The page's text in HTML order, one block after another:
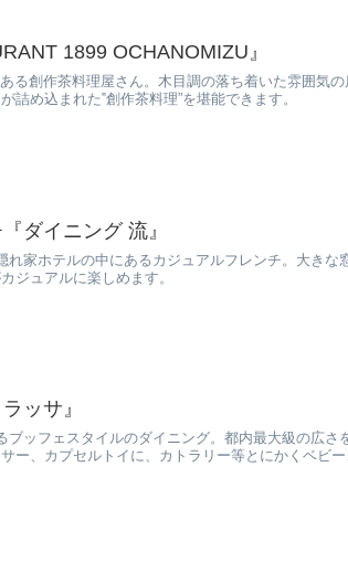
1899 OCHANOMIZU』
る創作茶料理屋さん。木目調の落ち着いた雰囲気
め込まれた‟創作茶料理”を堪能できます。
ダイニング 流』
家ホテルの中にあるカジュアルフレンチ。大き
ジュアルに楽しめます。
ッサ』
ッフェスタイルのダイニング。都内最大級の広
ー、カプセルトイに、カトラリー等とにかくベビ